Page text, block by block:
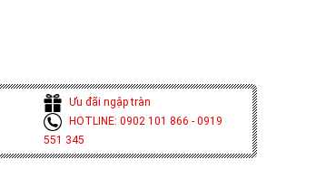
Ưu đãi ngập tràn
HOTLINE: 0902 101 866 - 0919
551 345